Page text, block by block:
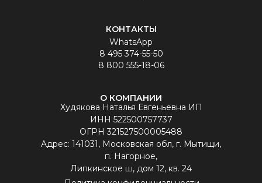
КОНТАКТЫ
WhatsApp
8 495 374-55-50
8 800 555-18-06
Худякова Наталья Евгеньевна ИП
ИНН 522500757737
ОГРН 321527500005488
Aдрес: 141031, Московская обл, г. Мытищи,
п. Нагорное,
Липкинское ш, дом 12, кв. 24
О КОМПАНИИ